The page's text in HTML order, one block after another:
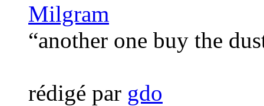
Milgram
“another one buy the
rédigé par gdo